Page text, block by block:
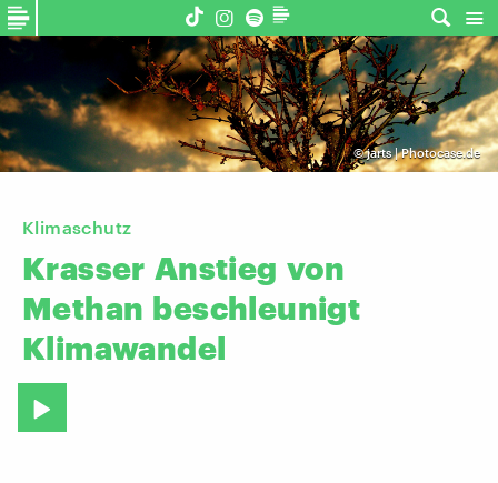
©jarts | Photocase.de
Klimaschutz
Krasser Anstieg von
Methan beschleunigt
Klimawandel